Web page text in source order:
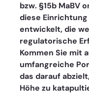
bzw. §15b MaBV
diese
entwickelt, die
regulatorische
Kommen Sie mit
umfangreiche
das darauf
Höhe zu